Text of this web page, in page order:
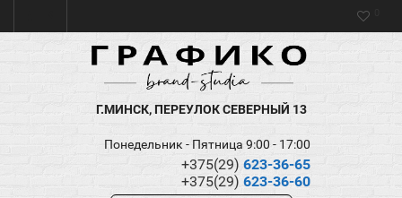
Г.МИНСК, ПЕРЕУЛОК СЕВЕРНЫЙ 13
Понедельник - Пятница 9:00 - 17:00
+375(29) 623-36-65
+375(29) 623-36-60